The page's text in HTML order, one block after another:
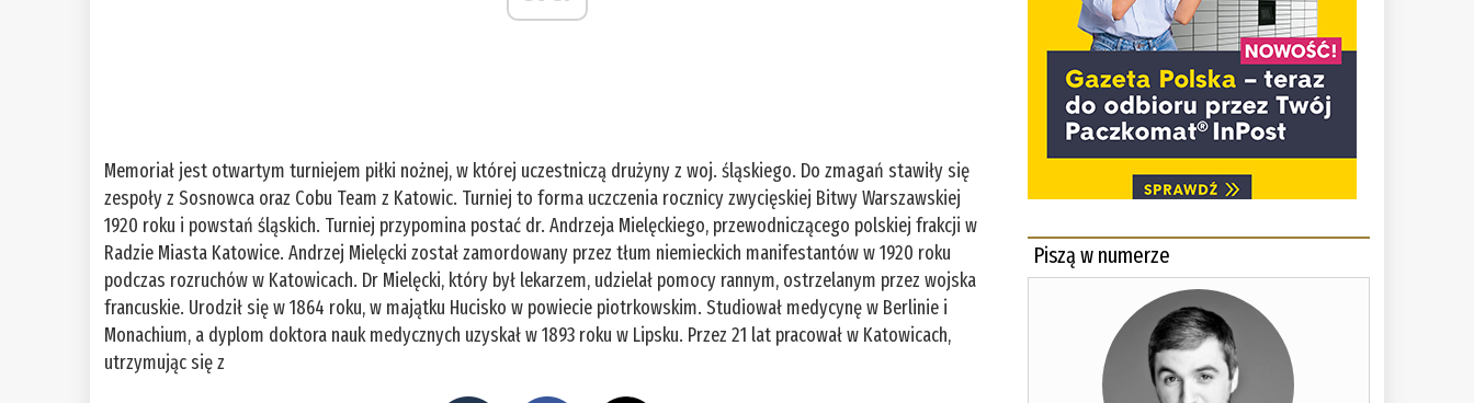
Memoriał jest otwartym turniejem piłki nożnej, w której uczestniczą drużyny z woj. śląskiego. Do zmagań stawiły się
zespoły z Sosnowca oraz Cobu Team z Katowic. Turniej to forma uczczenia rocznicy zwycięskiej Bitwy Warszawskiej
1920 roku i powstań śląskich. Turniej przypomina postać dr. Andrzeja Mielęckiego, przewodniczącego polskiej frakcji w
Radzie Miasta Katowice. Andrzej Mielęcki został zamordowany przez tłum niemieckich manifestantów w 1920 roku
podczas rozruchów w Katowicach. Dr Mielęcki, który był lekarzem, udzielał pomocy rannym, ostrzelanym przez wojska
francuskie. Urodził się w 1864 roku, w majątku Hucisko w powiecie piotrkowskim. Studiował medycynę w Berlinie i
Monachium, a dyplom doktora nauk medycznych uzyskał w 1893 roku w Lipsku. Przez 21 lat pracował w Katowicach,
utrzymując się z
Piszą w numerze